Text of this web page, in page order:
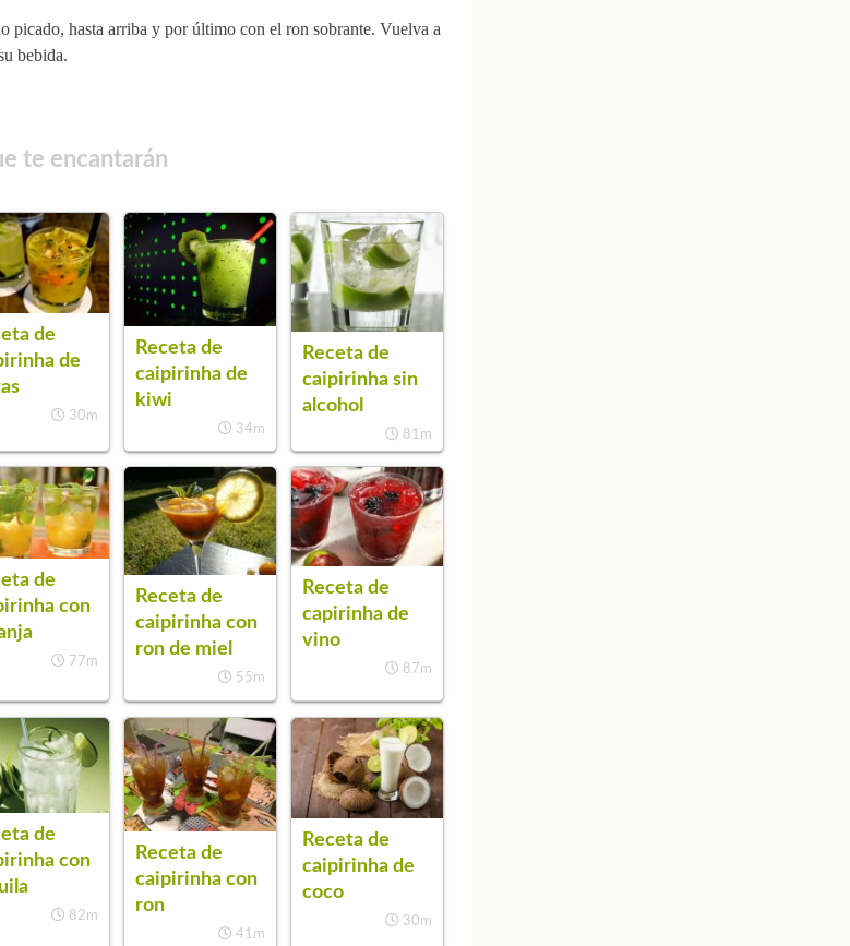
picado, hasta arriba y por último con el ron sobrante. Vuelva a
bebida.
te encantarán
de
de
30m
Receta de
caipirinha de
kiwi
34m
Receta de
caipirinha sin
alcohol
81m
de
con
77m
Receta de
caipirinha con
ron de miel
55m
Receta de
capirinha de
vino
87m
de
con
82m
Receta de
caipirinha con
ron
41m
Receta de
caipirinha de
coco
30m